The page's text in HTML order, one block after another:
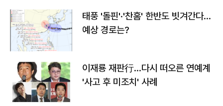
태풍 '돌핀'·'찬홈' 한반도 빗겨간다…
예상 경로는?
이재룡 재판行…다시 떠오른 연예계
'사고 후 미조치' 사례